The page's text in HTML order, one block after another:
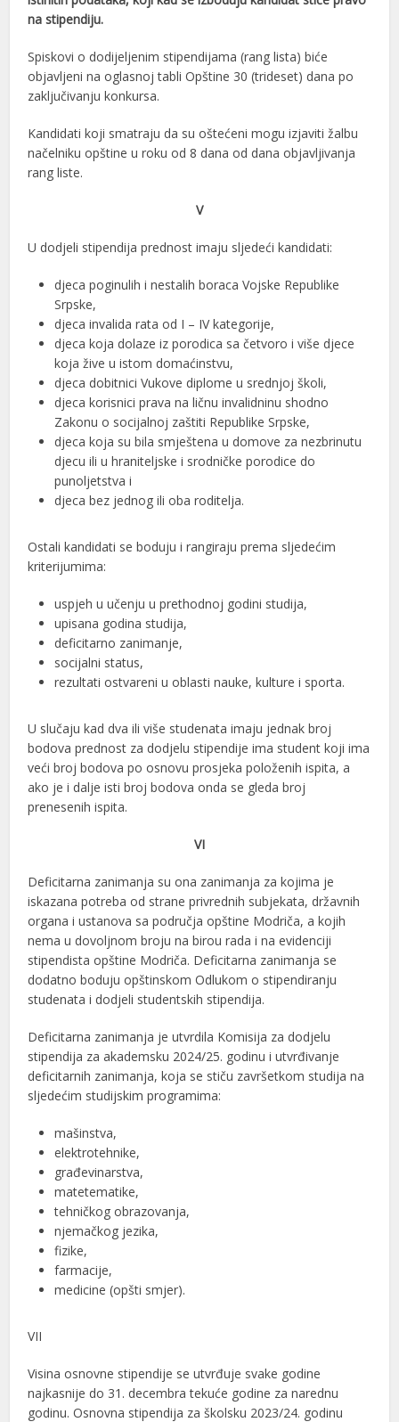
na stipendiju.
Spiskovi o dodijeljenim stipendijama (rang lista) biće
objavljeni na oglasnoj tabli Opštine 30 (trideset) dana po
zaključivanju konkursa.
Kandidati koji smatraju da su oštećeni mogu izjaviti žalbu
načelniku opštine u roku od 8 dana od dana objavljivanja
rang liste.
V
U dodjeli stipendija prednost imaju sljedeći kandidati:
djeca poginulih i nestalih boraca Vojske Republike
Srpske,
djeca invalida rata od I – IV kategorije,
djeca koja dolaze iz porodica sa četvoro i više djece
koja žive u istom domaćinstvu,
djeca dobitnici Vukove diplome u srednjoj školi,
djeca korisnici prava na ličnu invalidninu shodno
Zakonu o socijalnoj zaštiti Republike Srpske,
djeca koja su bila smještena u domove za nezbrinutu
djecu ili u hraniteljske i srodničke porodice do
punoljetstva i
djeca bez jednog ili oba roditelja.
Ostali kandidati se boduju i rangiraju prema sljedećim
kriterijumima:
uspjeh u učenju u prethodnoj godini studija,
upisana godina studija,
deficitarno zanimanje,
socijalni status,
rezultati ostvareni u oblasti nauke, kulture i sporta.
U slučaju kad dva ili više studenata imaju jednak broj
bodova prednost za dodjelu stipendije ima student koji ima
veći broj bodova po osnovu prosjeka položenih ispita, a
ako je i dalje isti broj bodova onda se gleda broj
prenesenih ispita.
VI
Deficitarna zanimanja su ona zanimanja za kojima je
iskazana potreba od strane privrednih subjekata, državnih
organa i ustanova sa područja opštine Modriča, a kojih
nema u dovoljnom broju na birou rada i na evidenciji
stipendista opštine Modriča. Deficitarna zanimanja se
dodatno boduju opštinskom Odlukom o stipendiranju
studenata i dodjeli studentskih stipendija.
Deficitarna zanimanja je utvrdila Komisija za dodjelu
stipendija za akademsku 2024/25. godinu i utvrđivanje
deficitarnih zanimanja, koja se stiču završetkom studija na
sljedećim studijskim programima:
mašinstva,
elektrotehnike,
građevinarstva,
matetematike,
tehničkog obrazovanja,
njemačkog jezika,
fizike,
farmacije,
medicine (opšti smjer).
VII
Visina osnovne stipendije se utvrđuje svake godine
najkasnije do 31. decembra tekuće godine za narednu
godinu. Osnovna stipendija za školsku 2023/24. godinu